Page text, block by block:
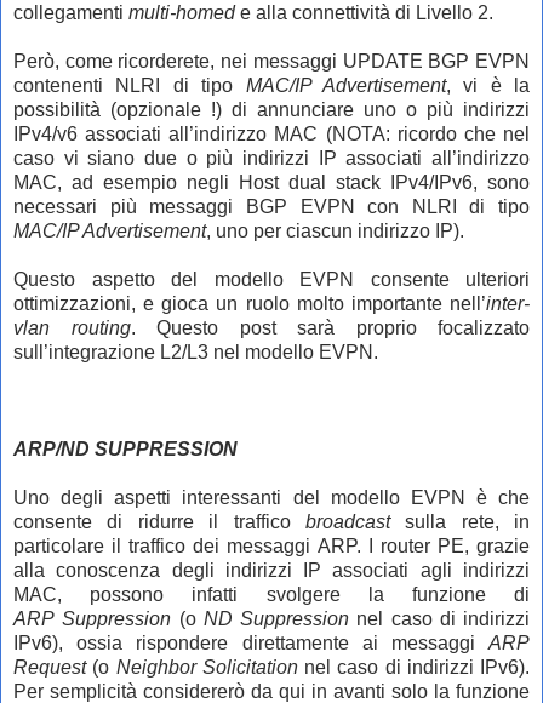
collegamenti multi-homede alla connettività di Livello 2.
Però, come ricorderete, nei messaggi UPDATE BGP EVPN
contenenti NLRI di tipo MAC/IP Advertisement, vi è la
possibilità (opzionale !) di annunciare uno o più indirizzi
IPv4/v6 associati all’indirizzo MAC (NOTA: ricordo che nel
caso vi siano due o più indirizzi IP associati all’indirizzo
MAC, ad esempio negli Host dual stack IPv4/IPv6, sono
necessari più messaggi BGP EVPN con NLRI di tipo
MAC/IP Advertisement, uno per ciascun indirizzo IP).
Questo aspetto del modello EVPN consente ulteriori
ottimizzazioni, e gioca un ruolo molto importante nell’inter-
vlan routing. Questo post sarà proprio focalizzato
sull’integrazione L2/L3 nel modello EVPN.
ARP/ND SUPPRESSION
Uno degli aspetti interessanti del modello EVPN è che
consente di ridurre il traffico broadcastsulla rete, in
particolare il traffico dei messaggi ARP. I router PE, grazie
alla conoscenza degli indirizzi IP associati agli indirizzi
MAC, possono infatti svolgere la funzione di
ARP Suppression (o ND Suppression nel caso di indirizzi
IPv6), ossia rispondere direttamente ai messaggi ARP
Request (o Neighbor Solicitationnel caso di indirizzi IPv6).
Per semplicità considererò da qui in avanti solo la funzione